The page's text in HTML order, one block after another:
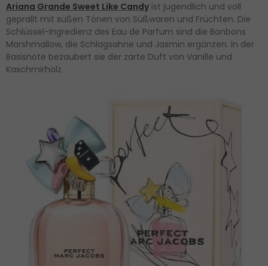
Ariana Grande Sweet Like Candy ist jugendlich und voll
geprallt mit süßen Tönen von Süßwaren und Früchten. Die
Schlüssel-Ingredienz des Eau de Parfum sind die Bonbons
Marshmallow, die Schlagsahne und Jasmin ergänzen. In der
Basisnote bezaubert sie der zarte Duft von Vanille und
Kaschmirholz.